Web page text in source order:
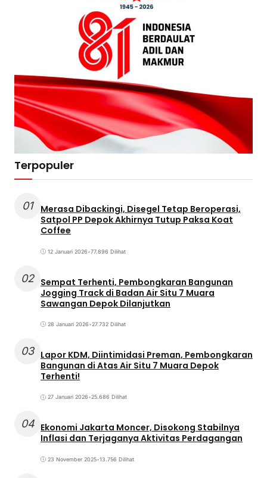
Terpopuler
01
Merasa Dibackingi, Disegel Tetap Beroperasi,
Satpol PP Depok Akhirnya Tutup Paksa Koat
Coffee
12 Januari 2026•77.896 Dilihat
02 Sempat Terhenti, Pembongkaran Bangunan
Jogging Track di Badan Air Situ 7 Muara
Sawangan Depok Dilanjutkan
28 Januari 2026•27.732 Dilihat
03 Lapor KDM, Diintimidasi Preman, Pembongkaran
Bangunan di Atas Air Situ 7 Muara Depok
Terhenti!
27 Januari 2026•25.686 Dilihat
04 Ekonomi Jakarta Moncer, Disokong Stabilnya
Inflasi dan Terjaganya Aktivitas Perdagangan
23 November 2025•13.756 Dilihat